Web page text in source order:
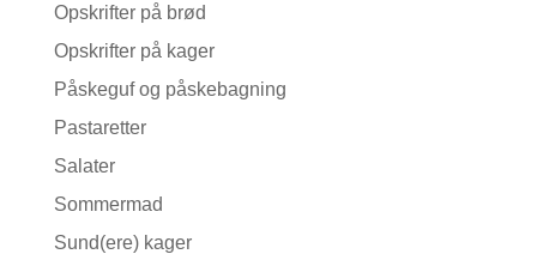
Opskrifter på brød
Opskrifter på kager
Påskeguf og påskebagning
Pastaretter
Salater
Sommermad
Sund(ere) kager